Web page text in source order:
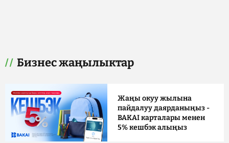
Бизнес жаңылыктар
Жаңы окуу жылына
пайдалуу даярданыңыз -
BAKAI карталары менен
5% кешбэк алыңыз